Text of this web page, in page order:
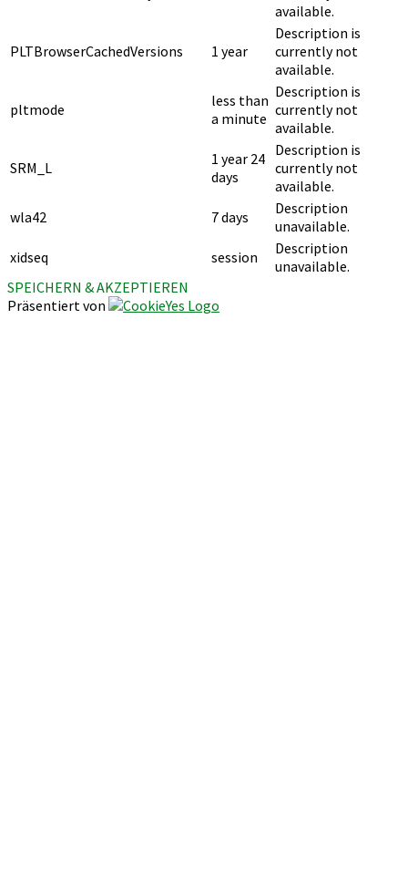
available.
PLTBrowserCachedVersions 1 year
Description is
currently not
available.
pltmode
less than
a minute
Description is
currently not
available.
SRM_L
1 year 24
days
Description is
currently not
available.
wla42
7 days
Description
unavailable.
xidseq
session
Description
unavailable.
SPEICHERN & AKZEPTIEREN
Präsentiert von